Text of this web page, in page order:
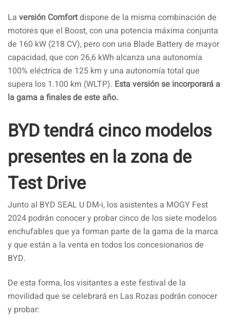
La versión Comfortdispone de la misma combinación de
motores que el Boost, con una potencia máxima conjunta
de 160 kW (218 CV), pero con una Blade Battery de mayor
capacidad, que con 26,6 kWh alcanza una autonomía
100% eléctrica de 125 km y una autonomía total que
supera los 1.100 km (WLTP). Esta versión se incorporará a
la gama a finales de este año.
BYD tendrá cinco modelos
presentes en la zona de
Test Drive
Junto al BYD SEAL U DM-i, los asistentes a MOGY Fest
2024 podrán conocer y probar cinco de los siete modelos
enchufables que ya forman parte de la gama de la marca
y que están a la venta en todos los concesionarios de
BYD.
De esta forma, los visitantes a este festival de la
movilidad que se celebrará en Las Rozas podrán conocer
y probar: